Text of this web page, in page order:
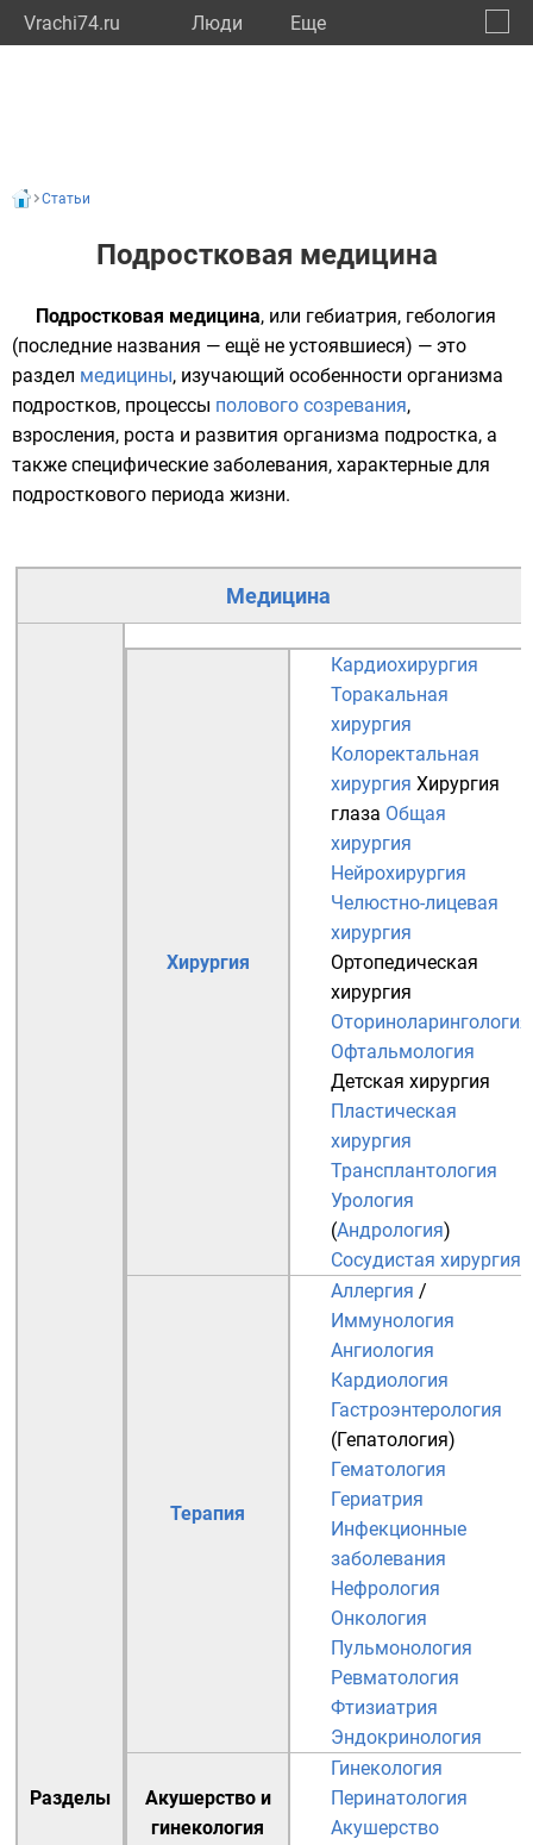
Vrachi74.ru Люди Eще
Статьи
Подростковая медицина
Подростковая медицина, или гебиатрия, гебология
(последние названия — ещё не устоявшиеся) — это
раздел медицины, изучающий особенности организма
подростков, процессы полового созревания,
взросления, роста и развития организма подростка, а
также специфические заболевания, характерные для
подросткового периода жизни.
Медицина
Разделы
Хирургия
Кардиохирургия
Торакальная
хирургия
Колоректальная
хирургия Хирургия
глаза Общая
хирургия
Нейрохирургия
Челюстно-лицевая
хирургия
Ортопедическая
хирургия
Оториноларингология
Офтальмология
Детская хирургия
Пластическая
хирургия
Трансплантология
Урология
(Андрология)
Сосудистая хирургия
Терапия
Аллергия /
Иммунология
Ангиология
Кардиология
Гастроэнтерология
(Гепатология)
Гематология
Гериатрия
Инфекционные
заболевания
Нефрология
Онкология
Пульмонология
Ревматология
Фтизиатрия
Эндокринология
Акушерство и
гинекология
Гинекология
Перинатология
Акушерство